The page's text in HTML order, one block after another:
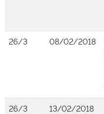
26/3
08/02/2018
26/3
13/02/2018